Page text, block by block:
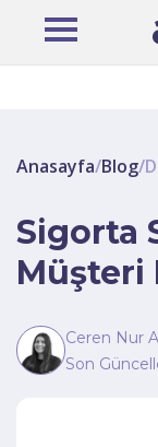
Anasayfa/Blog/
Sigorta
Müşteri
Ceren Nur
Son